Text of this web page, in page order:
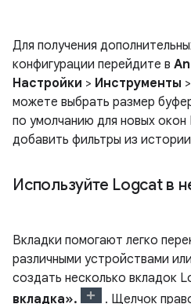
Для получения
конфигурации перейдите в
Настройки > Инструменты >
можете выбрать размер
по умолчанию для новых
добавить фильтры из
Используйте Logcat в
Вкладки помогают легко
различными устройствами
создать несколько вкладок
вкладка».
. Щелчок